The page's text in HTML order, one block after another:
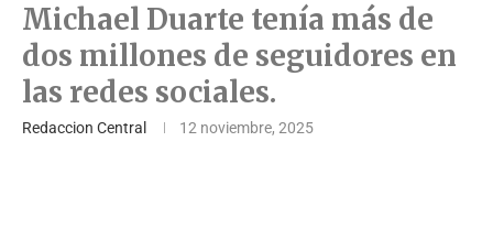
Michael Duarte tenía más de
dos millones de seguidores en
las redes sociales.
Redaccion Central 12 noviembre, 2025